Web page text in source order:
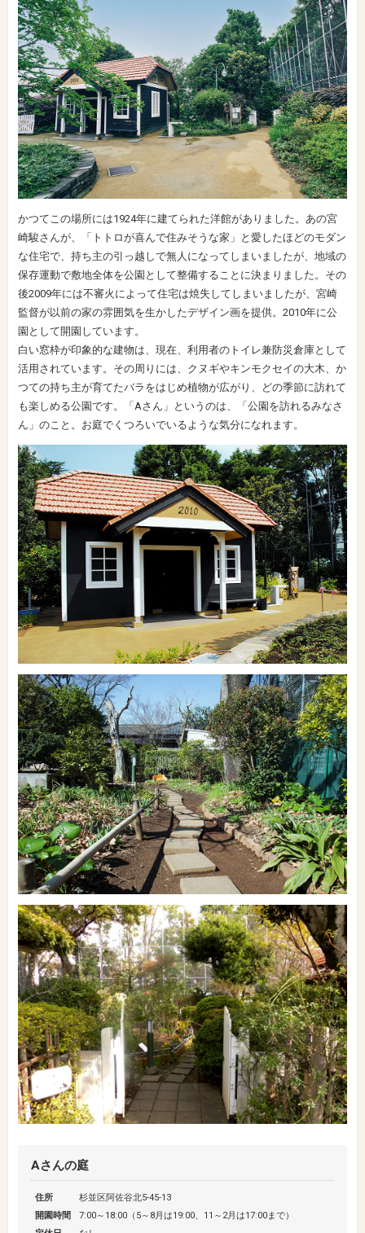
かつてこの場所には1924年に建てられた洋館がありました。あの宮
崎駿さんが、「トトロが喜んで住みそうな家」と愛したほどのモダン
な住宅で、持ち主の引っ越しで無人になってしまいましたが、地域の
保存運動で敷地全体を公園として整備することに決まりました。その
後2009年には不審火によって住宅は焼失してしまいましたが、宮崎
監督が以前の家の雰囲気を生かしたデザイン画を提供。2010年に公
園として開園しています。
白い窓枠が印象的な建物は、現在、利用者のトイレ兼防災倉庫として
活用されています。その周りには、クヌギやキンモクセイの大木、か
つての持ち主が育てたバラをはじめ植物が広がり、どの季節に訪れて
も楽しめる公園です。「Aさん」というのは、「公園を訪れるみなさ
ん」のこと。お庭でくつろいでいるような気分になれます。
Aさんの庭
住所
杉並区阿佐谷北5-45-13
開園時間
7:00～18:00（5～8月は19:00、11～2月は17:00まで）